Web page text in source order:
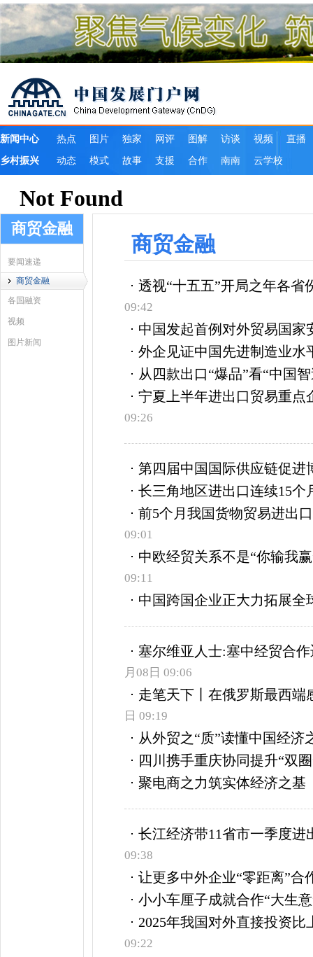
商贸金融
要闻速递
商贸金融
各国融资
视频
图片新闻
商贸金融
透视“十五五”开局之年各省
09:42
中国发起首例对外贸易国家
外企见证中国先进制造业水
从四款出口“爆品”看“中国智
宁夏上半年进出口贸易重点
09:26
第四届中国国际供应链促进
长三角地区进出口连续15个
前5个月我国货物贸易进出
09:01
中欧经贸关系不是“你输我
09:11
中国跨国企业正大力拓展全
塞尔维亚人士:塞中经贸合
月08日 09:06
走笔天下丨在俄罗斯最西端
日 09:19
从外贸之“质”读懂中国经济
四川携手重庆协同提升“双
聚电商之力筑实体经济之基
长江经济带11省市一季度进
09:38
让更多中外企业“零距离”合
小小车厘子成就合作“大生
2025年我国对外直接投资比
09:22